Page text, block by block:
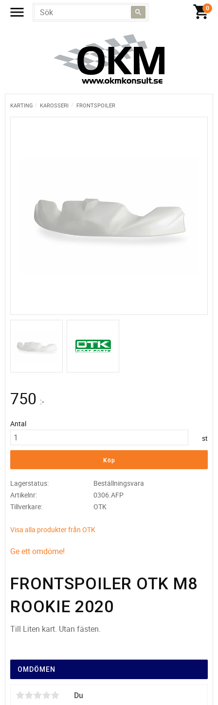
KARTING KAROSSERI FRONTSPOILER
750 :-
Antal
st
Köp
Lagerstatus
Beställningsvara
Artikelnr
0306.AFP
Tillverkare
OTK
Visa alla produkter från OTK
Ge ett omdöme!
FRONTSPOILER OTK M8
ROOKIE 2020
Till Liten kart. Utan fästen.
OMDÖMEN
Du